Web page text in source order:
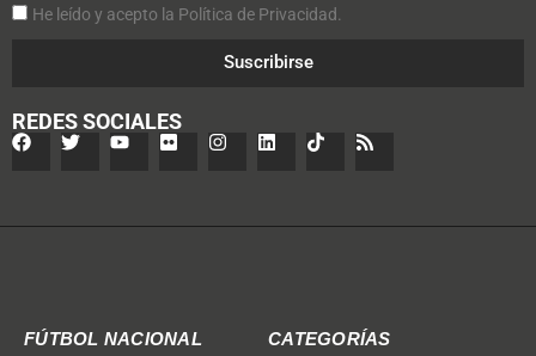
He leído y acepto la Política de Privacidad.
Suscribirse
REDES SOCIALES
FÚTBOL NACIONAL CATEGORÍAS